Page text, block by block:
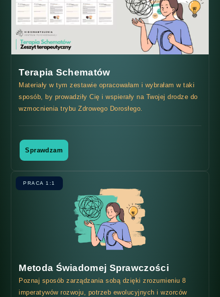
Terapia Schematów
Materiały w tym zestawie opracowałam i wybrałam w taki
sposób, by prowadziły Cię i wspierały na Twojej drodze do
wzmocnienia trybu Zdrowego Dorosłego.
Sprawdzam
Metoda Świadomej Sprawczości
Poznaj sposób zarządzania sobą dzięki zrozumieniu 8
imperatywów rozwoju, potrzeb ewolucyjnych i wzorców
PRACA 1:1